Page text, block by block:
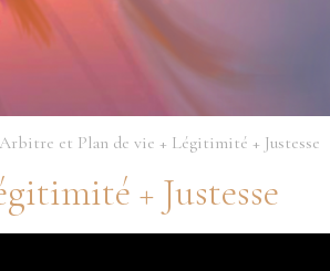
et Plan de vie + Légitimité + Justesse
+ Justesse